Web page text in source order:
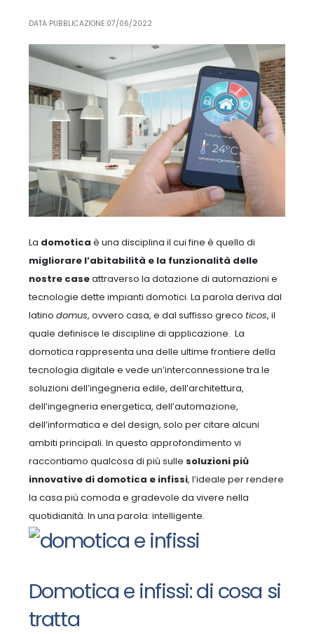
DATA PUBBLICAZIONE:07/06/2022
La domotica è una disciplina il cui fine è quello di
migliorare l’abitabilità e la funzionalità delle
nostre caseattraverso la dotazione di automazioni e
tecnologie dette impianti domotici. La parola deriva dal
latino domus, ovvero casa, e dal suffisso greco ticos, il
quale definisce le discipline di applicazione. La
domotica rappresenta una delle ultime frontiere della
tecnologia digitale e vede un’interconnessione tra le
soluzioni dell’ingegneria edile, dell’architettura,
dell’ingegneria energetica, dell’automazione,
dell’informatica e del design, solo per citare alcuni
ambiti principali. In questo approfondimento vi
raccontiamo qualcosa di più sulle soluzioni più
innovative di domotica e infissi, l’ideale per rendere
la casa più comoda e gradevole da vivere nella
quotidianità. In una parola: intelligente.
Domotica e infissi: di cosa si
tratta